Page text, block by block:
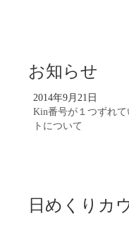
お知らせ
2014年9月21日
Kin番号が１つずれ
トについて
日めくりカ